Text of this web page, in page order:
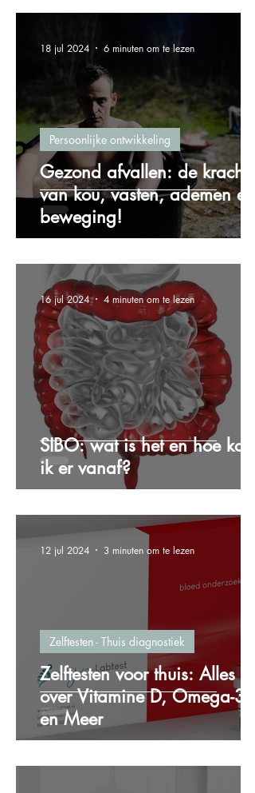
Gezond afvallen: de kracht
van kou, vasten, ademen en
beweging!
Persoonlijke ontwikkeling
18 jul 2024 6 minuten om te lezen
SIBO: wat is het en hoe kom
ik er vanaf?
16 jul 2024 4 minuten om te lezen
Zelftesten voor thuis: Alles
over Vitamine D, Omega-3
en Meer
Zelftesten - Thuis diagnostiek
12 jul 2024 3 minuten om te lezen